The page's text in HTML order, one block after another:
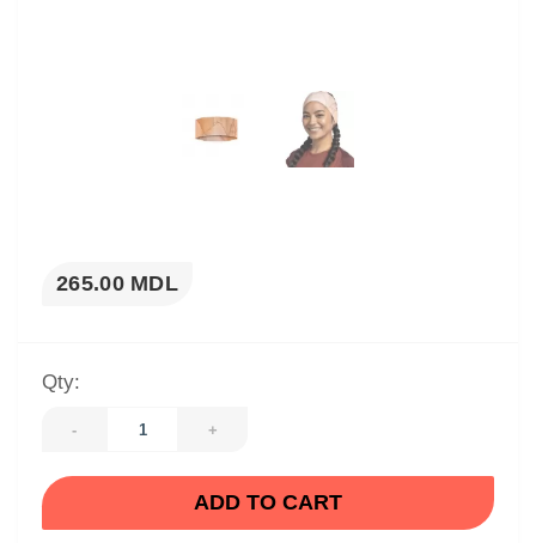
265.00 MDL
Qty:
- +
ADD TO CART